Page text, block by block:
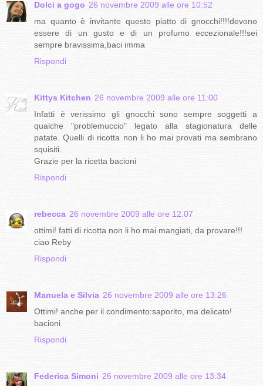
Dolci a gogo 26 novembre 2009 alle ore 10:52
ma quanto è invitante questo piatto di gnocchi!!!!devono
essere di un gusto e di un profumo eccezionale!!!sei
sempre bravissima,baci imma
Rispondi
Kittys Kitchen 26 novembre 2009 alle ore 11:00
Infatti è verissimo gli gnocchi sono sempre soggetti a
qualche "problemuccio" legato alla stagionatura delle
patate. Quelli di ricotta non li ho mai provati ma sembrano
squisiti.
Grazie per la ricetta bacioni
Rispondi
rebecca 26 novembre 2009 alle ore 12:07
ottimi! fatti di ricotta non li ho mai mangiati, da provare!!!
ciao Reby
Rispondi
Manuela e Silvia 26 novembre 2009 alle ore 13:26
Ottimi! anche per il condimento:saporito, ma delicato!
bacioni
Rispondi
Federica Simoni 26 novembre 2009 alle ore 13:34